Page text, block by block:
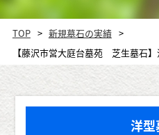
TOP
新規墓石の実績
【藤沢市営大庭台墓苑 芝生墓
洋型